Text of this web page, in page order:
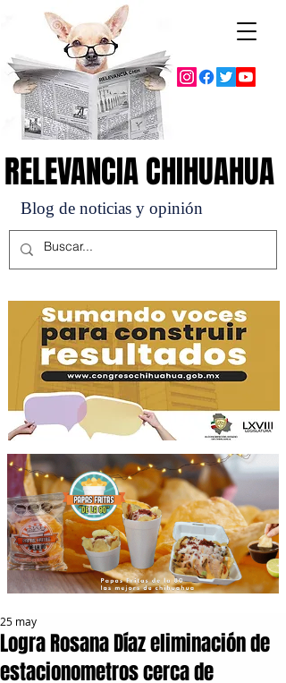
Blog de noticias y opinión
RELEVANCIA CHIHUAHUA
RELEVANCIA CHIHUAHUA
Logra Rosana Díaz eliminación de
estacionometros cerca de
25 may